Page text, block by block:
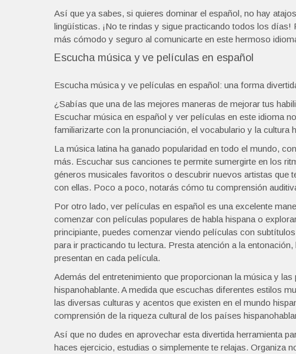
Así que ya sabes, si quieres dominar el español, no hay
lingüísticas. ¡No te rindas y sigue practicando todos los
más cómodo y seguro al comunicarte en este hermoso
Escucha música y ve películas en español
Escucha música y ve películas en español: una forma
¿Sabías que una de las mejores maneras de mejorar tus
Escuchar música en español y ver películas en este idioma
familiarizarte con la pronunciación, el vocabulario y la cultura
La música latina ha ganado popularidad en todo el mundo,
más. Escuchar sus canciones te permite sumergirte en los
géneros musicales favoritos o descubrir nuevos artistas que
con ellas. Poco a poco, notarás cómo tu comprensión
Por otro lado, ver películas en español es una excelente
comenzar con películas populares de habla hispana o
principiante, puedes comenzar viendo películas con
para ir practicando tu lectura. Presta atención a la
presentan en cada película.
Además del entretenimiento que proporcionan la música y
hispanohablante. A medida que escuchas diferentes estilos
las diversas culturas y acentos que existen en el mundo
comprensión de la riqueza cultural de los países
Así que no dudes en aprovechar esta divertida herramienta
haces ejercicio, estudias o simplemente te relajas. Organiza